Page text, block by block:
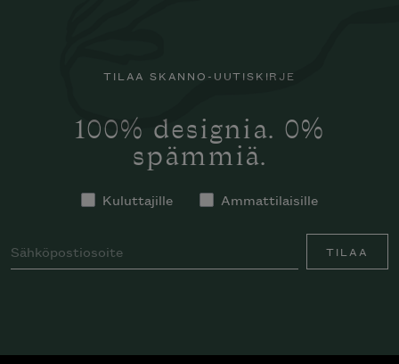
TILAA SKANNO-UUTISKIRJE
100% designia. 0%
spämmiä.
Kuluttajille Ammattilaisille
TILAA